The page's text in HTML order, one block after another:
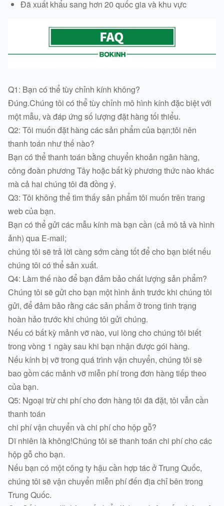
Đã xuất khẩu sang hơn 20 quốc gia và khu vực
Q1: Bạn có thể tùy chỉnh kính không?
Đúng.Chúng tôi có thể tùy chỉnh mô hình kính đặc biệt với
một mẫu, và đáp ứng số lượng đặt hàng tối thiểu.
Q2: Tôi muốn đặt hàng các sản phẩm của bạn;tôi nên
thanh toán như thế nào?
Bạn có thể thanh toán bằng chuyển khoản ngân hàng,
công đoàn phương Tây hoặc bất kỳ phương thức nào khác
mà cả hai chúng tôi đã đồng ý.
Q3: Tôi không thể tìm thấy sản phẩm tôi muốn trên trang
web của bạn.
Bạn có thể gửi các mẫu kính mà bạn cần (cả mô tả và hình
ảnh) qua E-mail;
chúng tôi sẽ trả lời càng sớm càng tốt để cho bạn biết nếu
chúng tôi có thể sản xuất.
Q4: Làm thế nào để bạn đảm bảo chất lượng sản phẩm?
Chúng tôi sẽ gửi cho bạn một hình ảnh trước khi chúng tôi
gửi, để đảm bảo rằng các sản phẩm ở trong tình trạng
hoàn hảo trước khi chúng tôi gửi chúng.
Nếu có bất kỳ mảnh vỡ nào, vui lòng cho chúng tôi biết
trong vòng 1 ngày sau khi bạn nhận được gói hàng.
Nếu kính bị vỡ trong quá trình vận chuyển, chúng tôi sẽ
bao gồm các mảnh vỡ miễn phí trong đơn hàng tiếp theo
của bạn.
Q5: Ngoại trừ chi phí cho đơn hàng tôi đã đặt, tôi vẫn cần
thanh toán
chi phí vận chuyển và chi phí cho hộp gỗ?
Dĩ nhiên là không!Chúng tôi sẽ thanh toán chi phí cho các
hộp gỗ cho bạn.
Nếu bạn có một công ty hậu cần hợp tác ở Trung Quốc,
chúng tôi sẽ vận chuyển miễn phí đến địa chỉ bên trong
Trung Quốc.